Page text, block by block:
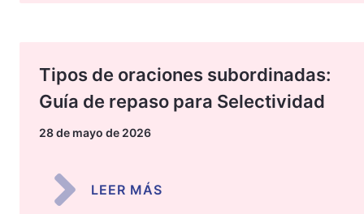
Tipos de oraciones subordinadas:
Guía de repaso para Selectividad
28 de mayo de 2026
LEER MÁS